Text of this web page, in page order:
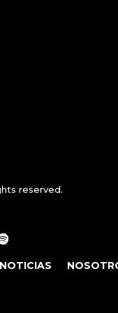
reserved.
NOTICIAS